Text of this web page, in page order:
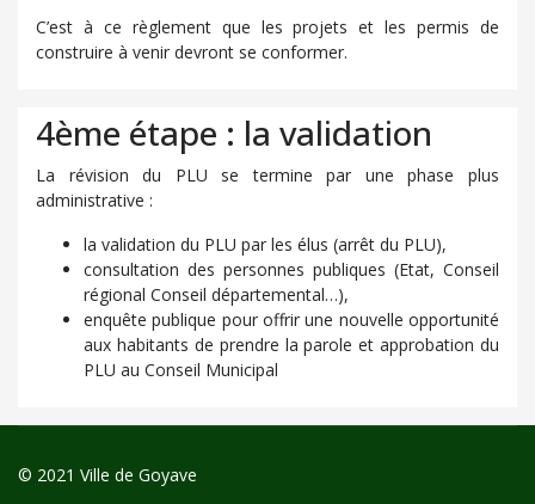
C’est à ce règlement que les projets et les permis de
construire à venir devront se conformer.
4ème étape : la validation
La révision du PLU se termine par une phase plus
administrative :
la validation du PLU par les élus (arrêt du PLU),
consultation des personnes publiques (Etat, Conseil
régional Conseil départemental…),
enquête publique pour offrir une nouvelle opportunité
aux habitants de prendre la parole et approbation du
PLU au Conseil Municipal
© 2021 Ville de Goyave